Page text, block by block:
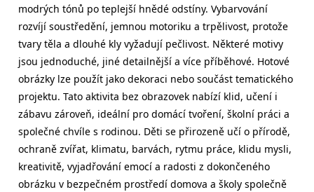
modrých tónů po teplejší hnědé odstíny. Vybarvování
rozvíjí soustředění, jemnou motoriku a trpělivost, protože
tvary těla a dlouhé kly vyžadují pečlivost. Některé motivy
jsou jednoduché, jiné detailnější a více příběhové. Hotové
obrázky lze použít jako dekoraci nebo součást tematického
projektu. Tato aktivita bez obrazovek nabízí klid, učení i
zábavu zároveň, ideální pro domácí tvoření, školní práci a
společné chvíle s rodinou. Děti se přirozeně učí o přírodě,
ochraně zvířat, klimatu, barvách, rytmu práce, klidu mysli,
kreativitě, vyjadřování emocí a radosti z dokončeného
obrázku v bezpečném prostředí domova a školy společně